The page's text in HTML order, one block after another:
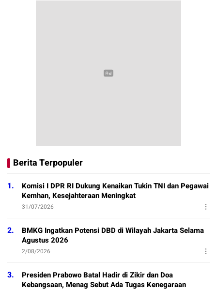
Berita Terpopuler
1.
Komisi I DPR RI Dukung Kenaikan Tukin TNI dan Pegawai
Kemhan, Kesejahteraan Meningkat
31/07/2026
2.
BMKG Ingatkan Potensi DBD di Wilayah Jakarta Selama
Agustus 2026
2/08/2026
3.
Presiden Prabowo Batal Hadir di Zikir dan Doa
Kebangsaan, Menag Sebut Ada Tugas Kenegaraan